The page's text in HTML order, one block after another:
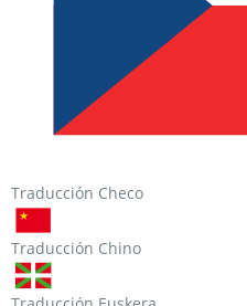
Traducción Checo
Traducción Chino